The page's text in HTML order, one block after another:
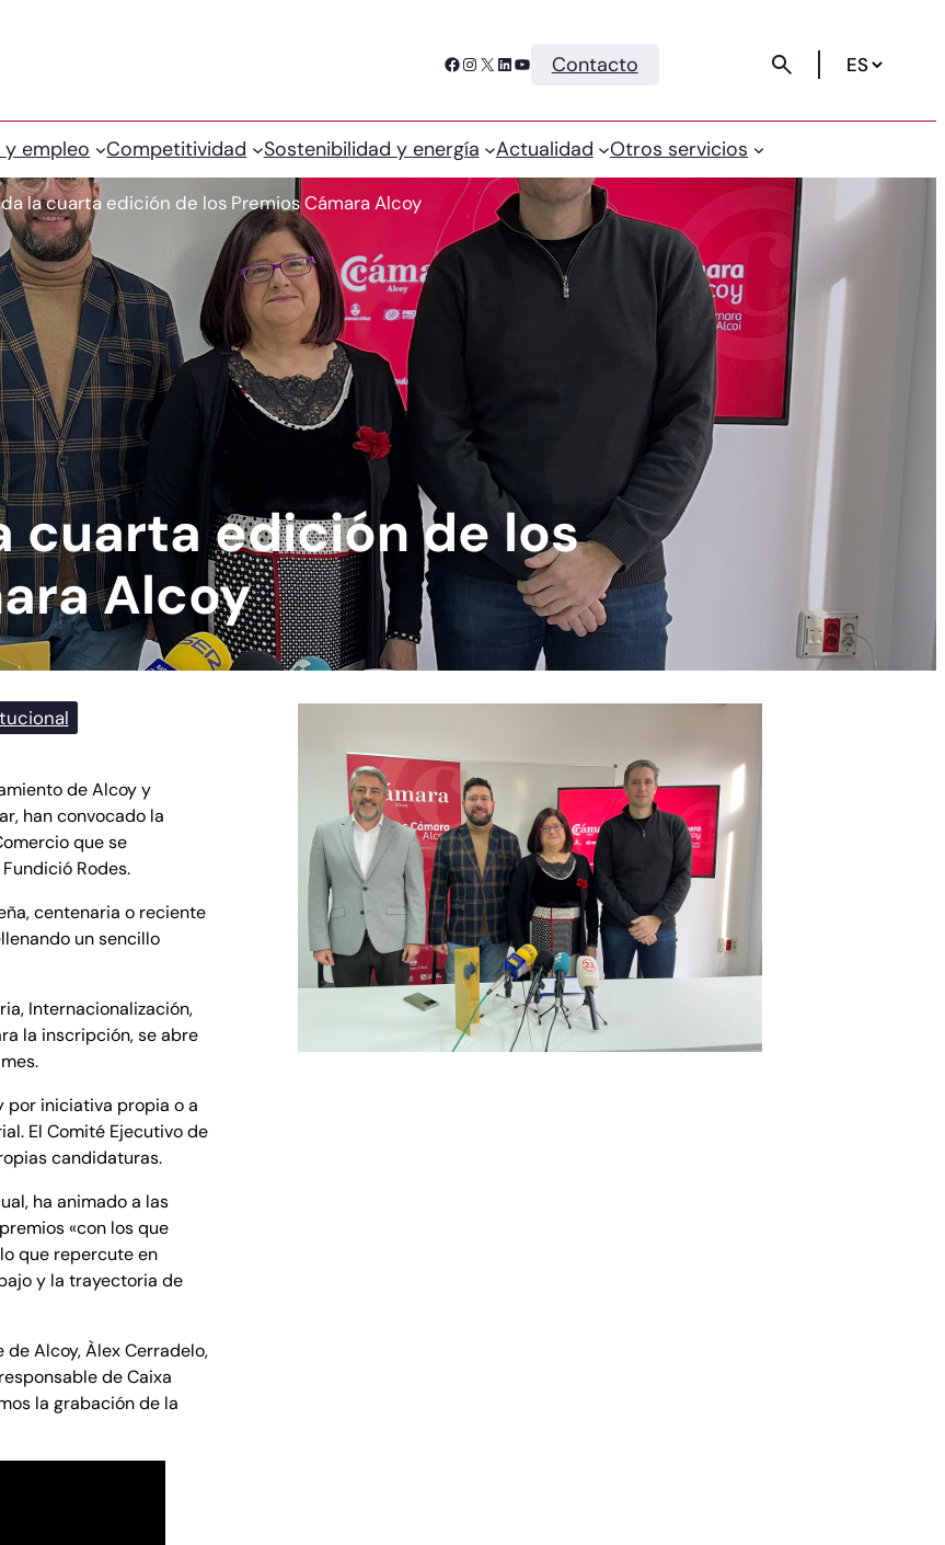
Facebook Instagram X LinkedIn YouTube Contacto
empleo Competitividad Sostenibilidad y energía Actualidad Otros servicios
la cuarta edición de los Premios Cámara Alcoy
cuarta edición de los
Alcoy
de Alcoy y
han convocado la
que se
Rodes.
centenaria o reciente
un sencillo
Internacionalización,
la inscripción, se abre
por iniciativa propia o a
El Comité Ejecutivo de
candidaturas.
ha animado a las
«con los que
que repercute en
y la trayectoria de
Alcoy, Àlex Cerradelo,
de Caixa
la grabación de la